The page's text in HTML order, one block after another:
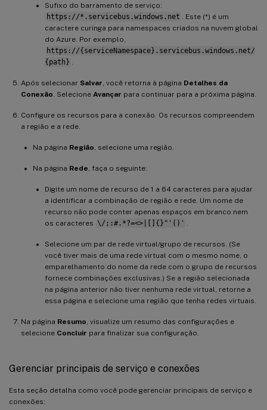
Sufixo do barramento de serviço:
https://*.servicebus.windows.net
. Este (*) é um
caractere curinga para namespaces criados na nuvem global
do Azure. Por exemplo,
https://{serviceNamespace}.servicebus.windows.net/
{path}
Após selecionar Salvar , você retorna à página Detalhes da
Conexão . Selecione Avançar para continuar para a próxima página.
Configure os recursos para a conexão. Os recursos compreendem
a região e a rede.
Na página Região , selecione uma região.
Na página Rede , faça o seguinte:
Digite um nome de recurso de 1 a 64 caracteres para ajudar
a identificar a combinação de região e rede. Um nome de
recurso não pode conter apenas espaços em branco nem
os caracteres \/;:#.*?=<>|[]{}"'()'
Selecione um par de rede virtual/grupo de recursos. (Se
você tiver mais de uma rede virtual com o mesmo nome, o
emparelhamento do nome da rede com o grupo de recursos
fornece combinações exclusivas.) Se a região selecionada
na página anterior não tiver nenhuma rede virtual, retorne a
essa página e selecione uma região que tenha redes virtuais.
Na página Resumo , visualize um resumo das configurações e
selecione Concluir para finalizar sua configuração.
Gerenciar principais de serviço e conexões
Esta seção detalha como você pode gerenciar principais de serviço e
conexões: